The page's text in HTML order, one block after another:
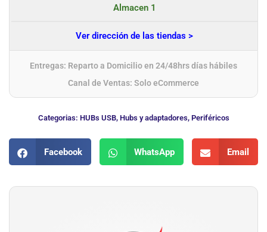
Almacen 1
Ver dirección de las tiendas >
Entregas: Reparto a Domicilio en 24/48hrs días hábiles
Canal de Ventas: Solo eCommerce
Categorias: HUBs USB, Hubs y adaptadores, Periféricos
Facebook WhatsApp Email